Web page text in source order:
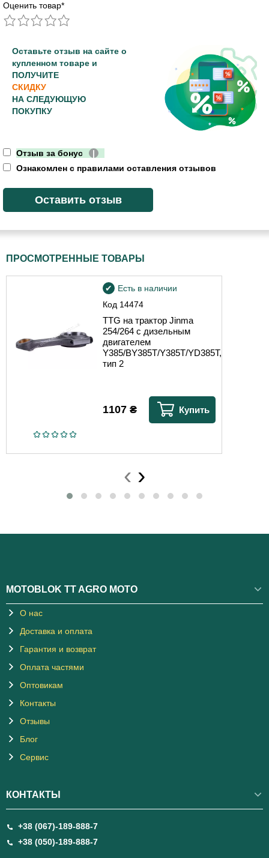
Оценить товар*
Оставьте отзыв на сайте о
купленном товаре и
ПОЛУЧИТЕ
СКИДКУ
НА СЛЕДУЮЩУЮ
ПОКУПКУ
Отзыв за бонус
|
Ознакомлен с правилами оставления отзывов
ПРОСМОТРЕННЫЕ ТОВАРЫ
Код 14474
Есть в наличии
TTG на трактор Jinma
254/264 с дизельным
двигателем
Y385/BY385T/Y385T/YD385T,
тип 2
1107 ₴ Купить
‹ ›
MOTOBLOK TT AGRO MOTO
О нас
Доставка и оплата
Гарантия и возврат
Оплата частями
Оптовикам
Контакты
Отзывы
Блог
Сервис
КОНТАКТЫ
+38 (067)-189-888-7
+38 (050)-189-888-7